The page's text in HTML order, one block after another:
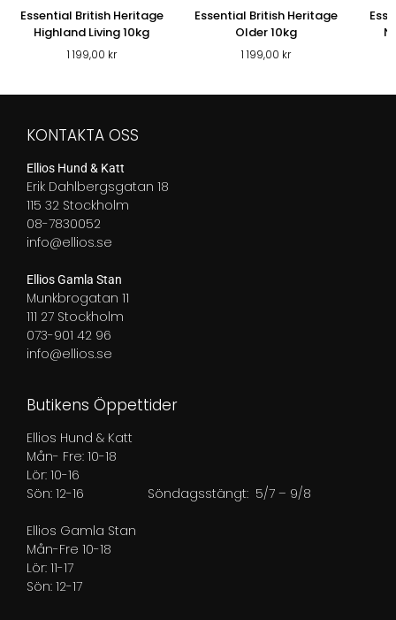
Essential British Heritage
Highland Living 10kg
1 199,00 kr
Essential British Heritage
Older 10kg
1 199,00 kr
KONTAKTA OSS
Ellios Hund & Katt
Erik Dahlbergsgatan 18
115 32 Stockholm
08-7830052
info@ellios.se
Ellios Gamla Stan
Munkbrogatan 11
111 27 Stockholm
073-901 42 96
info@ellios.se
Butikens Öppettider
Ellios Hund & Katt
Mån- Fre: 10-18
Lör: 10-16
Sön: 12-16 Söndagsstängt: 5/7 – 9/8
Ellios Gamla Stan
Mån-Fre 10-18
Lör: 11-17
Sön: 12-17